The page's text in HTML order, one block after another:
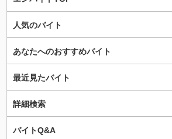
人気のバイト
あなたへのおすすめバイト
最近見たバイト
詳細検索
バイトQ&A